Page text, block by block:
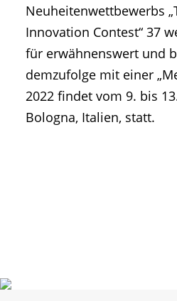
Neuheitenwettbewerbs
Innovation Contest“ 37
für erwähnenswert und
demzufolge mit einer
2022 findet vom 9. bis
Bologna, Italien, statt.